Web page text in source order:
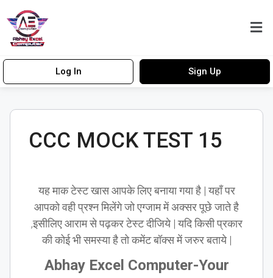
Log In Sign Up
CCC MOCK TEST 15
यह माक टेस्ट खास आपके लिए बनाया गया है | यहाँ पर
आपको वही प्रश्न मिलेंगे जो एग्जाम में अक्सर पूछे जाते है
,इसीलिए आराम से पढ़कर टेस्ट दीजिये | यदि किसी प्रकार
की कोई भी समस्या है तो कमेंट बॉक्स में जरुर बताये |
Abhay Excel Computer-Your